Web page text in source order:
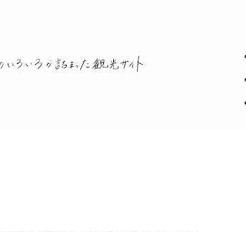
枚方のいろいろが詰まっ